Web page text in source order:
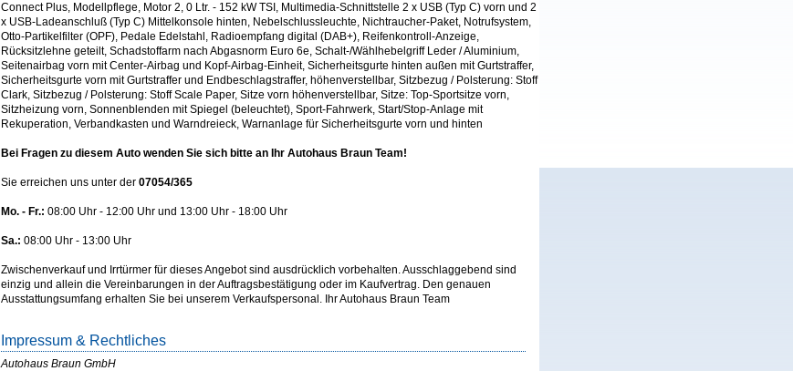
Connect Plus, Modellpflege, Motor 2, 0 Ltr. - 152 kW TSI, Multimedia-Schnittstelle 2 x USB (Typ C) vorn und 2
x USB-Ladeanschluß (Typ C) Mittelkonsole hinten, Nebelschlussleuchte, Nichtraucher-Paket, Notrufsystem,
Otto-Partikelfilter (OPF), Pedale Edelstahl, Radioempfang digital (DAB+), Reifenkontroll-Anzeige,
Rücksitzlehne geteilt, Schadstoffarm nach Abgasnorm Euro 6e, Schalt-/Wählhebelgriff Leder / Aluminium,
Seitenairbag vorn mit Center-Airbag und Kopf-Airbag-Einheit, Sicherheitsgurte hinten außen mit Gurtstraffer,
Sicherheitsgurte vorn mit Gurtstraffer und Endbeschlagstraffer, höhenverstellbar, Sitzbezug / Polsterung: Stoff
Clark, Sitzbezug / Polsterung: Stoff Scale Paper, Sitze vorn höhenverstellbar, Sitze: Top-Sportsitze vorn,
Sitzheizung vorn, Sonnenblenden mit Spiegel (beleuchtet), Sport-Fahrwerk, Start/Stop-Anlage mit
Rekuperation, Verbandkasten und Warndreieck, Warnanlage für Sicherheitsgurte vorn und hinten
Bei Fragen zu diesem Auto wenden Sie sich bitte an Ihr Autohaus Braun Team!
Sie erreichen uns unter der 07054/365
Mo. - Fr.: 08:00 Uhr - 12:00 Uhr und 13:00 Uhr - 18:00 Uhr
Sa.: 08:00 Uhr - 13:00 Uhr
Zwischenverkauf und Irrtürmer für dieses Angebot sind ausdrücklich vorbehalten. Ausschlaggebend sind
einzig und allein die Vereinbarungen in der Auftragsbestätigung oder im Kaufvertrag. Den genauen
Ausstattungsumfang erhalten Sie bei unserem Verkaufspersonal. Ihr Autohaus Braun Team
Impressum & Rechtliches
Autohaus Braun GmbH